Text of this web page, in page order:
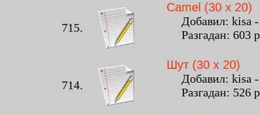
715.
Camel (30 x 20)
Добавил: kisa -
Разгадан: 603
714.
Шут (30 x 20)
Добавил: kisa -
Разгадан: 526